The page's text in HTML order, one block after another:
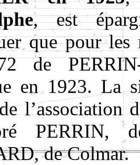
, est
que pour
de
en 1923. La
l’association
PERRIN,
de Colmar.